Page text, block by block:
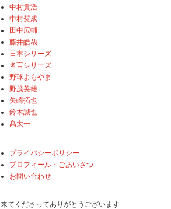
中村貴浩
中村奨成
田中広輔
藤井皓哉
日本シリーズ
名言シリーズ
野球よもやま
野茂英雄
矢崎拓也
鈴木誠也
髙太一
プライバシーポリシー
プロフィール・ごあいさつ
お問い合わせ
来てくださってありがとうございます